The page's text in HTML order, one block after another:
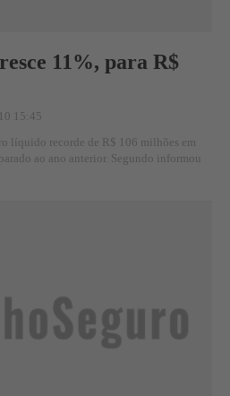
11%, para R$
15:45
líquido recorde de R$ 106 milhões em
ao ano anterior. Segundo informou